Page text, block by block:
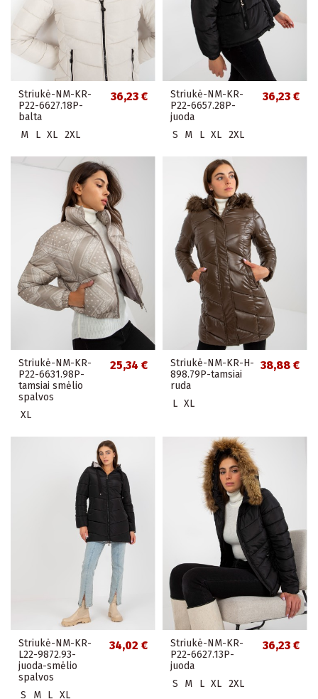
Striukė-NM-KR-
P22-6627.18P-
balta
36,23 €
M L XL 2XL
Striukė-NM-KR-
P22-6657.28P-
juoda
36,23 €
S M L XL 2XL
Striukė-NM-KR-
P22-6631.98P-
tamsiai smėlio
spalvos
25,34 €
XL
Striukė-NM-KR-H-
898.79P-tamsiai
ruda
38,88 €
L XL
Striukė-NM-KR-
L22-9872.93-
juoda-smėlio
spalvos
34,02 €
S M L XL
Striukė-NM-KR-
P22-6627.13P-
juoda
36,23 €
S M L XL 2XL